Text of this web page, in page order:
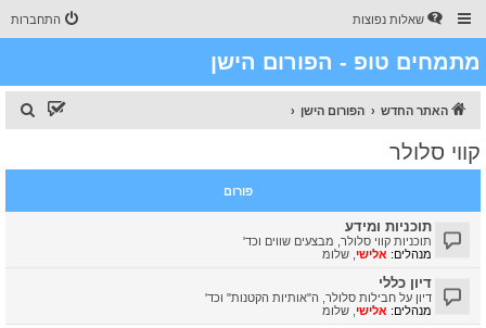
שאלות נפוצות התחברות
מתמחים טופ - הפורום הישן
האתר החדש הפורום הישן
ש
קווי סלולר
פורום
תוכניות ומידע
תוכניות קווי סלולר, מבצעים שווים וכד'
מנהלים: אלישי שלומ
דיון כללי
דיון על חבילות סלולר, ה"אותיות הקטנות" וכד'
מנהלים: אלישי שלומ